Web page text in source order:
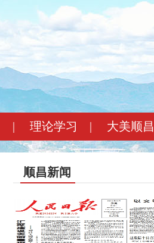
| 理论学习 | 大美顺昌
顺昌新闻